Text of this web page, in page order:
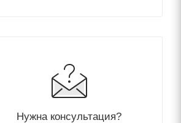
Нужна консультация?